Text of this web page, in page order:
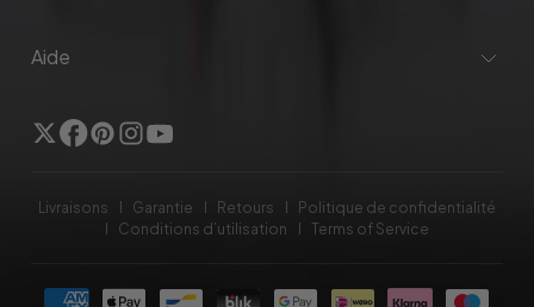
Aide
TwitterFacebook
Pinterest
Instagram
YouTube
Livraisons Garantie Retours
Politique de confidentialité
Conditions d’utilisation
Terms of Service